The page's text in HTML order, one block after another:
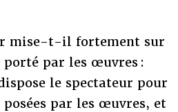
mise-t-il fortement sur
porté par les œuvres :
le spectateur pour
par les œuvres, et